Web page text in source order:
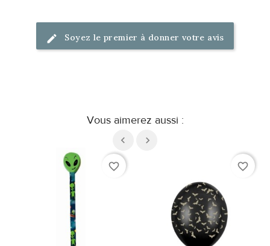
Soyez le premier à donner votre avis
Vous aimerez aussi :
favorite_border favorite_border